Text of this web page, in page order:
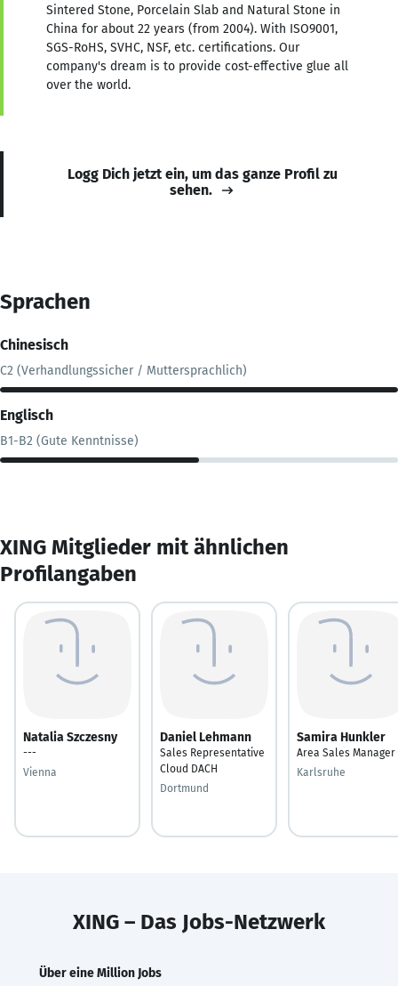
Sintered Stone, Porcelain Slab and Natural Stone in
China for about 22 years (from 2004). With ISO9001,
SGS-RoHS, SVHC, NSF, etc. certifications. Our
company's dream is to provide cost-effective glue all
over the world.
Logg Dich jetzt ein, um das ganze Profil zu
sehen.
Sprachen
Chinesisch
C2 (Verhandlungssicher / Muttersprachlich)
Englisch
B1-B2 (Gute Kenntnisse)
XING Mitglieder mit ähnlichen
Profilangaben
Natalia Szczesny
---
Vienna
Daniel Lehmann
Sales Representative
Cloud DACH
Dortmund
Samira Hunkler
Area Sales Manager
Karlsruhe
XING – Das Jobs-Netzwerk
Über eine Million Jobs